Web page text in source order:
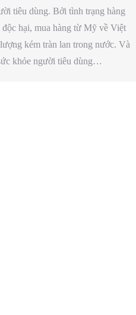
tiêu dùng. Bởi tình trạng hàng
hại, mua hàng từ Mỹ về Việt
kém tràn lan trong nước. Và
khỏe người tiêu dùng…